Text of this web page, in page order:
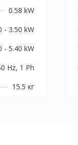
0.58 kW
- 3.50 kW
- 5.40 kW
Hz, 1 Ph
15.5 кг